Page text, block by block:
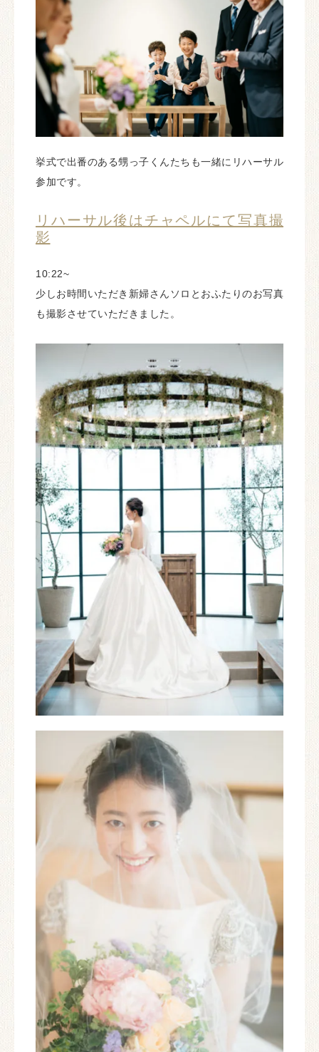
挙式で出番のある甥っ子くんたちも一緒にリハーサル
参加です。
リハーサル後はチャペルにて写真撮
影
10:22~
少しお時間いただき新婦さんソロとおふたりのお写真
も撮影させていただきました。